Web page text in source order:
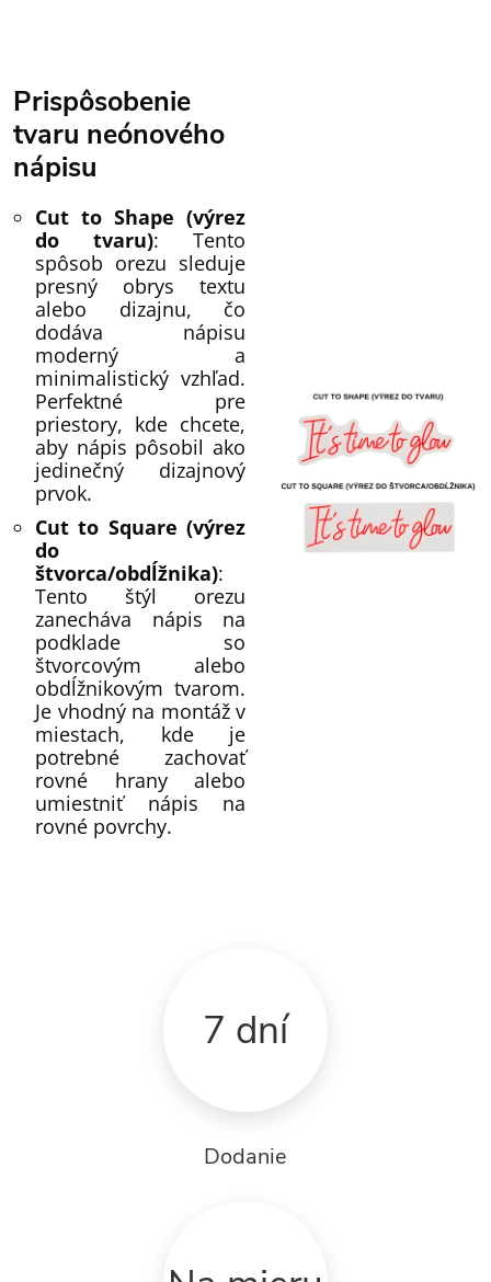
Prispôsobenie
tvaru neónového
nápisu
Cut to Shape (výrez
do tvaru): Tento
spôsob orezu sleduje
presný obrys textu
alebo dizajnu, čo
dodáva nápisu
moderný a
minimalistický vzhľad.
Perfektné pre
priestory, kde chcete,
aby nápis pôsobil ako
jedinečný dizajnový
prvok.
Cut to Square (výrez
do
štvorca/obdĺžnika):
Tento štýl orezu
zanecháva nápis na
podklade so
štvorcovým alebo
obdĺžnikovým tvarom.
Je vhodný na montáž v
miestach, kde je
potrebné zachovať
rovné hrany alebo
umiestniť nápis na
rovné povrchy.
7 dní
Dodanie